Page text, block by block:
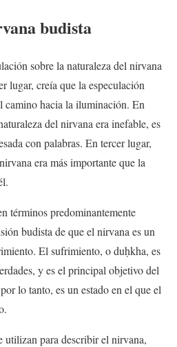
budista
sobre la naturaleza del nirvana
lugar, creía que la especulación
camino hacia la iluminación. En
del nirvana era inefable, es
con palabras. En tercer lugar,
era más importante que la
términos predominantemente
budista de que el nirvana es un
El sufrimiento, o duḥkha, es
y es el principal objetivo del
lo tanto, es un estado en el que el
utilizan para describir el nirvana,